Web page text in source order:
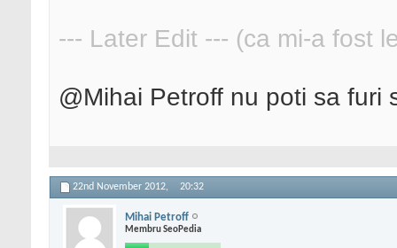
--- Later Edit --- (ca mi-a fost
@Mihai Petroff nu poti sa
22nd November 2012, 20:32
Mihai Petroff
Membru SeoPedia